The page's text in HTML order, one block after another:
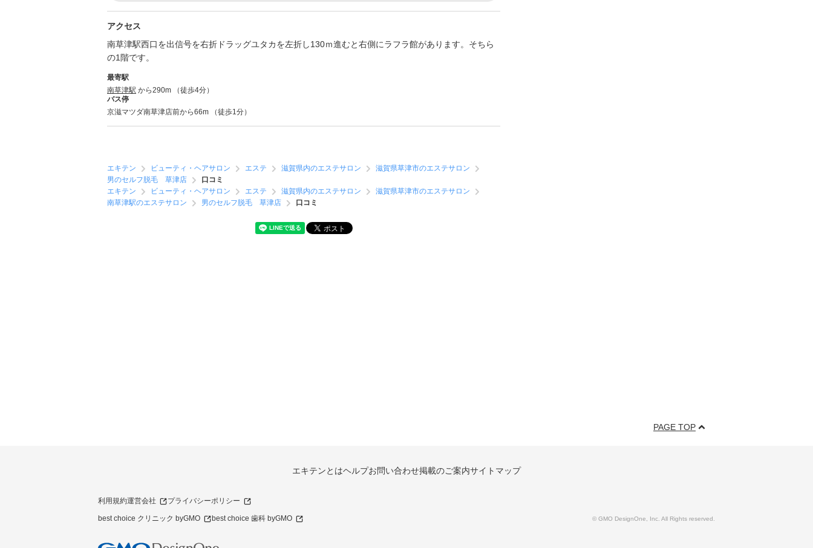
アクセス
南草津駅西口を出信号を右折ドラッグユタカを左折し130ｍ進むと右側にラフラ館があります。そちら
の1階です。
最寄駅
南草津駅 から290m （徒歩4分）
バス停
京滋マツダ南草津店前から66m （徒歩1分）
エキテン ビューティ・ヘアサロン エステ 滋賀県内のエステサロン
滋賀県草津市のエステサロン
男のセルフ脱毛 草津店
口コミ
エキテン
ビューティ・ヘアサロン エステ 滋賀県内のエステサロン
滋賀県草津市のエステサロン
南草津駅のエステサロン
男のセルフ脱毛 草津店 口コミ
PAGE TOP
エキテンとはヘルプお問い合わせ掲載のご案内サイトマップ
利用規約運営会社 プライバシーポリシー
best choice クリニック byGMO best choice 歯科 byGMO © GMO DesignOne, Inc. All Rights reserved.